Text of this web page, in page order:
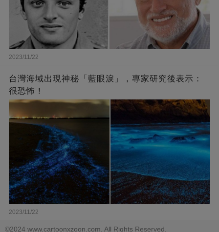
2023/11/22
台灣海域出現神秘「藍眼淚」，專家研究後表示：
很恐怖！
2023/11/22
©2024 www.cartoonxzoon.com. All Rights Reserved.